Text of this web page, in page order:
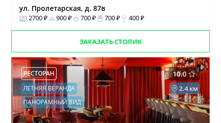
ул. Пролетарская, д. 87в
2700 ₽ 900 ₽ 700 ₽ 700 ₽ 400 ₽
ЗАКАЗАТЬ СТОЛИК
10.0
РЕСТОРАН
2.4 км
ЛЕТНЯЯ ВЕРАНДА
ПАНОРАМНЫЙ ВИД